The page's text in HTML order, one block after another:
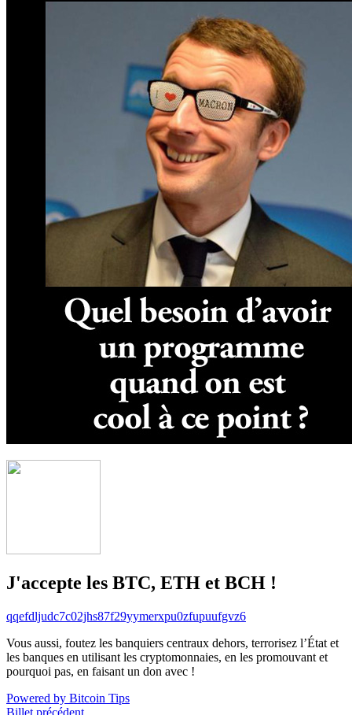
J'accepte les BTC, ETH et BCH !
qqefdljudc7c02jhs87f29yymerxpu0zfupuufgvz6
Vous aussi, foutez les banquiers centraux dehors, terrorisez l’État et
les banques en utilisant les cryptomonnaies, en les promouvant et
pourquoi pas, en faisant un don avec !
Powered by Bitcoin Tips